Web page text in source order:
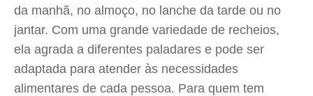
da manhã, no almoço, no lanche da tarde ou no
jantar. Com uma grande variedade de recheios,
ela agrada a diferentes paladares e pode ser
adaptada para atender às necessidades
alimentares de cada pessoa. Para quem tem